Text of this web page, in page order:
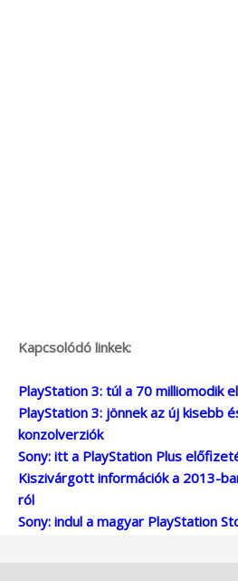
Kapcsolódó linkek:
PlayStation 3: túl a 70 milliomodik
PlayStation 3: jönnek az új kisebb
konzolverziók
Sony: itt a PlayStation Plus
Kiszivárgott információk a 2013-
ról
Sony: indul a magyar PlayStation